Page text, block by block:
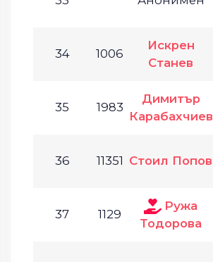
34 1006
Искрен
Станев
35 1983
Димитър
Карабахчиев
36 11351 Стоил Попов
37 1129
Ружа
Тодорова